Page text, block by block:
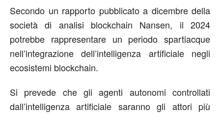
Secondo un rapporto pubblicato a dicembre della
società di analisi blockchain Nansen, il 2024
potrebbe rappresentare un periodo spartiacque
nell’integrazione dell’intelligenza artificiale negli
ecosistemi blockchain.
Si prevede che gli agenti autonomi controllati
dall’intelligenza artificiale saranno gli attori più